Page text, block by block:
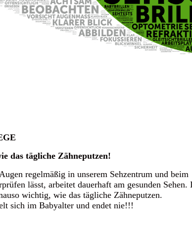
das tägliche Zähneputzen!
regelmäßig in unserem Sehzentrum und beim
lässt, arbeitet dauerhaft am gesunden Sehen.
wichtig, wie das tägliche Zähneputzen.
sich im Babyalter und endet nie!!!